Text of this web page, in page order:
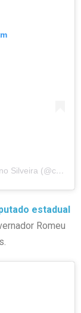
Uma publicação compartilhada por Cristiano Silveira (@cristianosilveiramg)
estadual
Romeu